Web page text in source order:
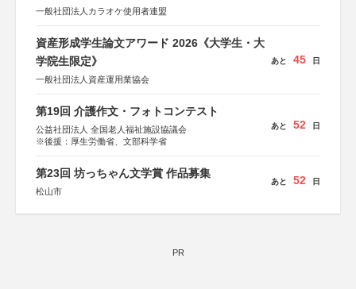
一般社団法人カラオケ使用者連盟
資産形成学生論文アワード 2026《大学生・大
学院生限定》
一般社団法人資産運用業協会
あと 45 日
第19回 介護作文・フォトコンテスト
公益社団法人 全国老人福祉施設協議会
※後援：厚生労働省、文部科学省
あと 52 日
第23回 坊っちゃん文学賞 作品募集
松山市
あと 52 日
PR